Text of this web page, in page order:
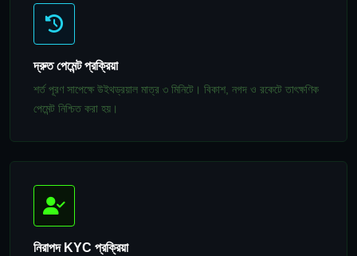
দ্রুত পেমেন্ট প্রক্রিয়া
শর্ত পূরণ সাপেক্ষে উইথড্রয়াল মাত্র ৩ মিনিটে। বিকাশ, নগদ ও রকেটে তাৎক্ষণিক
পেমেন্ট নিশ্চিত করা হয়।
নিরাপদ KYC প্রক্রিয়া